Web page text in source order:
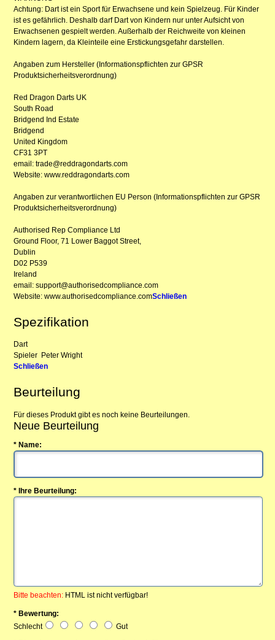
Achtung: Dart ist ein Sport für Erwachsene und kein Spielzeug. Für Kinder
ist es gefährlich. Deshalb darf Dart von Kindern nur unter Aufsicht von
Erwachsenen gespielt werden. Außerhalb der Reichweite von kleinen
Kindern lagern, da Kleinteile eine Erstickungsgefahr darstellen.
Angaben zum Hersteller (Informationspflichten zur GPSR
Produktsicherheitsverordnung)
Red Dragon Darts UK
South Road
Bridgend Ind Estate
Bridgend
United Kingdom
CF31 3PT
email: trade@reddragondarts.com
Website: www.reddragondarts.com
Angaben zur verantwortlichen EU Person (Informationspflichten zur GPSR
Produktsicherheitsverordnung)
Authorised Rep Compliance Ltd
Ground Floor, 71 Lower Baggot Street,
Dublin
D02 P539
Ireland
email: support@authorisedcompliance.com
Website: www.authorisedcompliance.comSchließen
Spezifikation
Dart
Spieler Peter Wright
Schließen
Beurteilung
Für dieses Produkt gibt es noch keine Beurteilungen.
Neue Beurteilung
* Name:
* Ihre Beurteilung:
Bitte beachten: HTML ist nicht verfügbar!
* Bewertung:
Schlecht
Gut